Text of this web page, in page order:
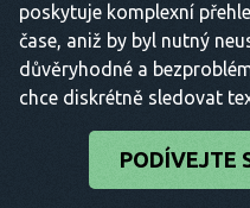
poskytuje komplexní
čase, aniž by byl nutný
důvěryhodné a
chce diskrétně sledovat
PODÍVEJTE